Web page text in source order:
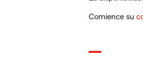
Comience su